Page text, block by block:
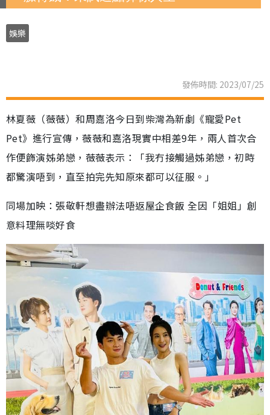
娛樂
發佈時間: 2023/07/25
林夏薇（薇薇）和周嘉洛今日到柴灣為新劇《寵愛Pet
Pet》進行宣傳，薇薇和嘉洛現實中相差9年，兩人首次合
作便飾演姊弟戀，薇薇表示：「我冇接觸過姊弟戀，初時
都驚演唔到，直至拍完先知原來都可以征服。」
同場加映：張敬軒想盡辦法唔返屋企食飯 全因「姐姐」創
意料理無啖好食